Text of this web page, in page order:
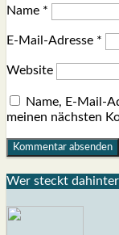
Name *
E-Mail-Adresse *
Website
Name, E-Mail-
meinen nächsten
Wer steckt